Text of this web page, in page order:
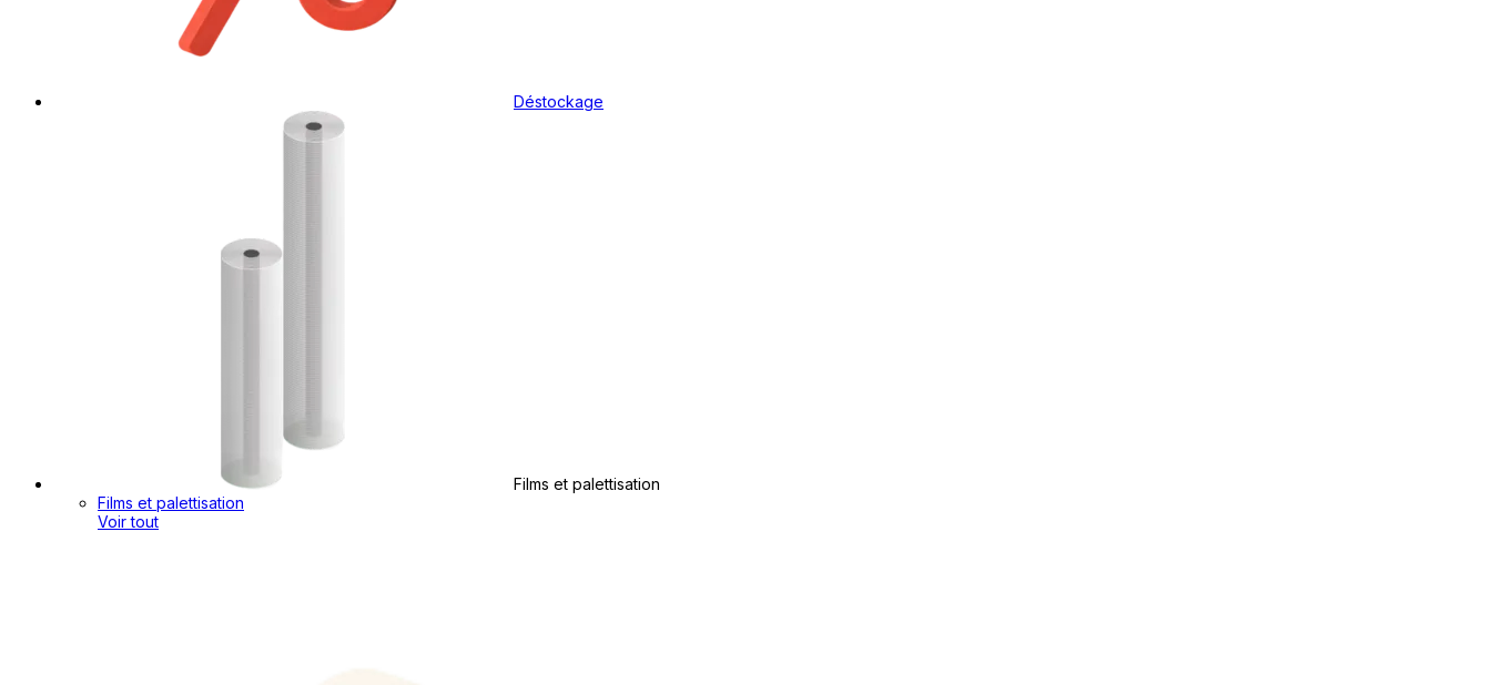
Déstockage
Films et palettisation
Films et palettisation
Voir tout